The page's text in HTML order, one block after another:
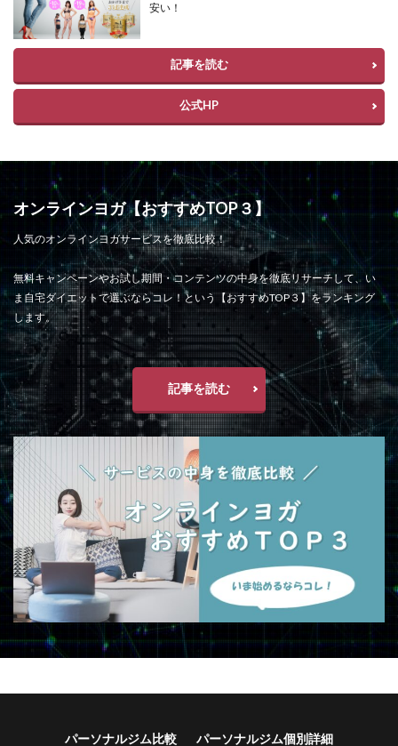
安い！
記事を読む
公式HP
オンラインヨガ【おすすめTOP３】
人気のオンラインヨガサービスを徹底比較！
無料キャンペーンやお試し期間・コンテンツの中身を徹底リサーチして、い
ま自宅ダイエットで選ぶならコレ！という【おすすめTOP３】をランキング
します。
記事を読む
パーソナルジム比較 パーソナルジム個別詳細